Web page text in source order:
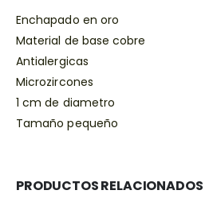
Enchapado en oro
Material de base cobre
Antialergicas
Microzircones
1 cm de diametro
Tamaño pequeño
PRODUCTOS RELACIONADOS